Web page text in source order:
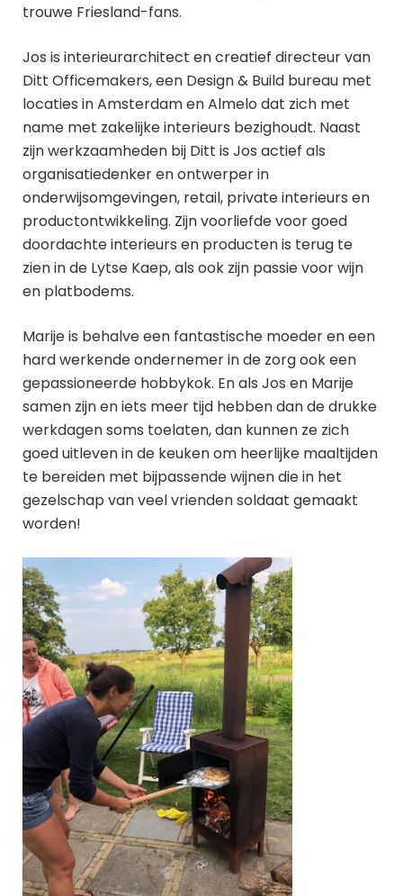
trouwe Friesland-fans.
Jos is interieurarchitect en creatief directeur van
Ditt Officemakers, een Design & Build bureau met
locaties in Amsterdam en Almelo dat zich met
name met zakelijke interieurs bezighoudt. Naast
zijn werkzaamheden bij Ditt is Jos actief als
organisatiedenker en ontwerper in
onderwijsomgevingen, retail, private interieurs en
productontwikkeling. Zijn voorliefde voor goed
doordachte interieurs en producten is terug te
zien in de Lytse Kaep, als ook zijn passie voor wijn
en platbodems.
Marije is behalve een fantastische moeder en een
hard werkende ondernemer in de zorg ook een
gepassioneerde hobbykok. En als Jos en Marije
samen zijn en iets meer tijd hebben dan de drukke
werkdagen soms toelaten, dan kunnen ze zich
goed uitleven in de keuken om heerlijke maaltijden
te bereiden met bijpassende wijnen die in het
gezelschap van veel vrienden soldaat gemaakt
worden!